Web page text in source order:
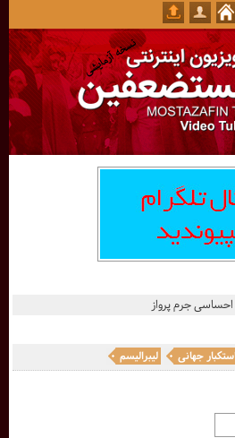
جرم پرواز
جهانی لیبرالیسم